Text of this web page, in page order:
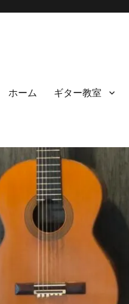
ホーム ギター教室